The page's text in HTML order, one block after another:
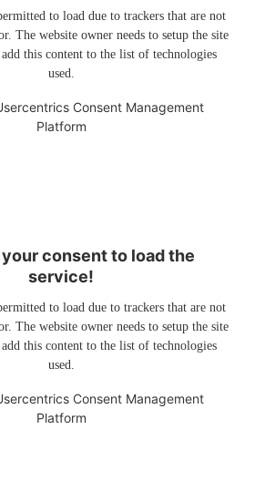
to load due to trackers that are not
The website owner needs to setup the site
this content to the list of technologies
used.
Consent Management
Platform
consent to load the
service!
to load due to trackers that are not
The website owner needs to setup the site
this content to the list of technologies
used.
Consent Management
Platform